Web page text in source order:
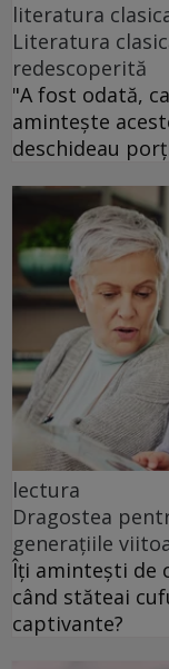
literatura
Literatura
redescoperită
"A fost odată,
amintește
deschideau
lectura
Dragostea
generațiile
Îți amintești de
când stăteai
captivante?